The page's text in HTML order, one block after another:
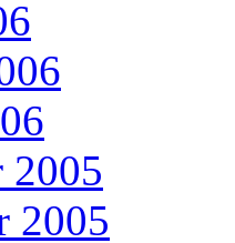
2005
2005